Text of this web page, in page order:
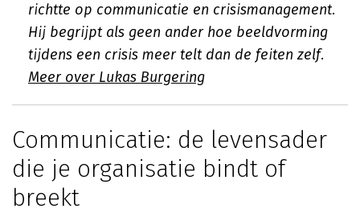
richtte op communicatie en crisismanagement.
Hij begrijpt als geen ander hoe beeldvorming
tijdens een crisis meer telt dan de feiten zelf.
Meer over Lukas Burgering
Communicatie: de levensader
die je organisatie bindt of
breekt